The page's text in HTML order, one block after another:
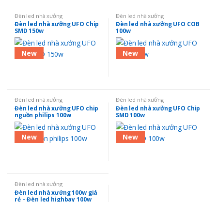
New
Đèn led nhà xưởng
Đèn led nhà xưởng UFO Chip
SMD 150w
New
Đèn led nhà xưởng
Đèn led nhà xưởng UFO COB
100w
New
Đèn led nhà xưởng
Đèn led nhà xưởng UFO chip
nguồn philips 100w
New
Đèn led nhà xưởng
Đèn led nhà xưởng UFO Chip
SMD 100w
Đèn led nhà xưởng
Đèn led nhà xưởng 100w giá
rẻ – Đèn led highbay 100w